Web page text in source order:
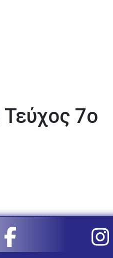
Τεύχος 7ο